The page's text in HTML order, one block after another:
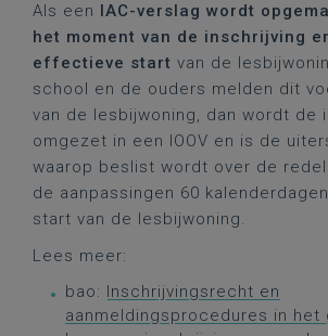
Als een IAC-verslag wordt
het moment van de inschrijving
effectieve start van de
school en de ouders melden dit
van de lesbijwoning, dan wordt de
omgezet in een IOOV en is de
waarop beslist wordt over de
de aanpassingen 60
start van de lesbijwoning.
Lees meer:
bao: Inschrijvingsrecht en
aanmeldingsprocedures in het